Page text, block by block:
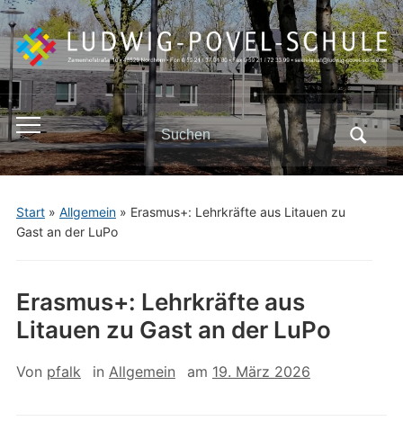
Toggle
mobile
menu
Search
for:
Start» Allgemein» Erasmus+: Lehrkräfte aus Litauen zu
Gast an der LuPo
Erasmus+: Lehrkräfte aus
Litauen zu Gast an der LuPo
Von pfalk in Allgemein am 19. März 2026